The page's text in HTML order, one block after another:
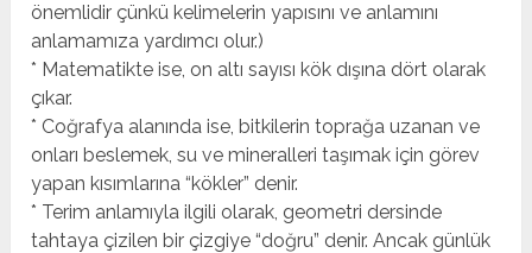
önemlidir çünkü kelimelerin yapısını ve anlamını
anlamamıza yardımcı olur.)
* Matematikte ise, on altı sayısı kök dışına dört olarak
çıkar.
* Coğrafya alanında ise, bitkilerin toprağa uzanan ve
onları beslemek, su ve mineralleri taşımak için görev
yapan kısımlarına “kökler” denir.
* Terim anlamıyla ilgili olarak, geometri dersinde
tahtaya çizilen bir çizgiye “doğru” denir. Ancak günlük